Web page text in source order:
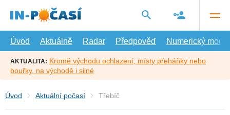
hlavní
Úvod
Aktuálně Radar Předpověď Numerický model
AKTUALITA: Kromě východu ochlazení, místy přeháňky nebo
bouřky, na východě i silné
Úvod Aktuální počasí Třebíč